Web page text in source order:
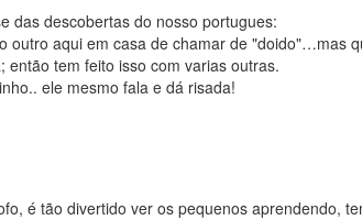
das descobertas do nosso portugues:
outro aqui em casa de chamar de "doido"…mas
então tem feito isso com varias outras.
ele mesmo fala e dá risada!
é tão divertido ver os pequenos aprendendo,